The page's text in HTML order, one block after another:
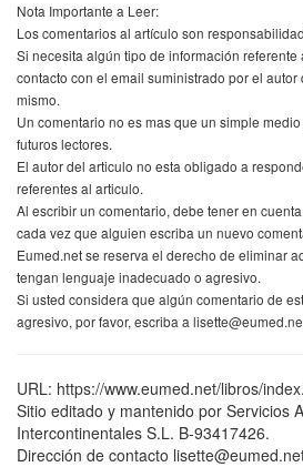
Nota Importante a Leer:
Los comentarios al artículo son
Si necesita algún tipo de información
contacto con el email suministrado por el
mismo.
Un comentario no es mas que un simple
futuros lectores.
El autor del articulo no esta obligado a
referentes al articulo.
Al escribir un comentario, debe tener en
cada vez que alguien escriba un nuevo
Eumed.net se reserva el derecho de eliminar
tengan lenguaje inadecuado o agresivo.
Si usted considera que algún comentario de
agresivo, por favor, escriba a
URL: https://www.eumed.net/libros/
Sitio editado y mantenido por Servicios
Intercontinentales S.L. B-93417426.
Dirección de contacto